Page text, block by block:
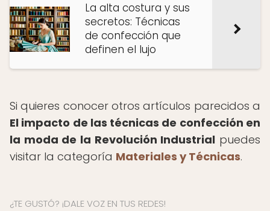
La alta costura y sus
secretos: Técnicas
de confección que
definen el lujo
Si quieres conocer otros artículos parecidos a
El impacto de las técnicas de confección en
la moda de la Revolución Industrial puedes
visitar la categoría Materiales y Técnicas.
¿TE GUSTÓ? ¡DALE VOZ EN TUS REDES!